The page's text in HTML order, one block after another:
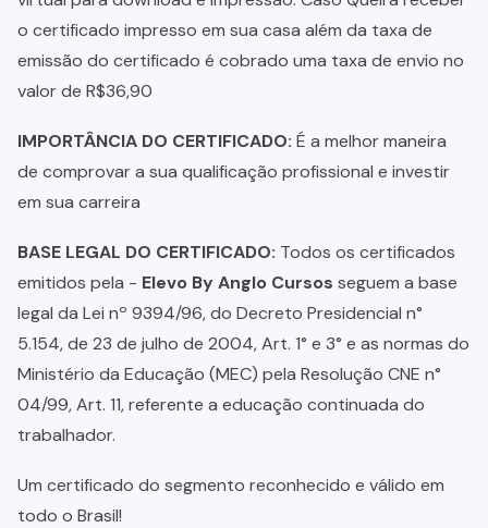
o certificado impresso em sua casa além da taxa de
emissão do certificado é cobrado uma taxa de envio no
valor de R$36,90
IMPORTÂNCIA DO CERTIFICADO: É a melhor maneira
de comprovar a sua qualificação profissional e investir
em sua carreira
BASE LEGAL DO CERTIFICADO: Todos os certificados
emitidos pela - Elevo By Anglo Cursos seguem a base
legal da Lei nº 9394/96, do Decreto Presidencial n°
5.154, de 23 de julho de 2004, Art. 1° e 3° e as normas do
Ministério da Educação (MEC) pela Resolução CNE n°
04/99, Art. 11, referente a educação continuada do
trabalhador.
Um certificado do segmento reconhecido e válido em
todo o Brasil!